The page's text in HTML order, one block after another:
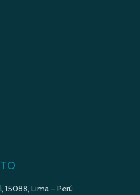
15088, Lima – Perú